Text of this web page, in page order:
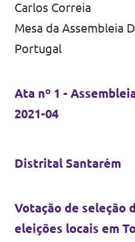
Carlos Correia
Mesa da Assembleia
Portugal
Ata nº 1 -
2021-04
Distrital Santarém
Votação de seleção
eleições locais em